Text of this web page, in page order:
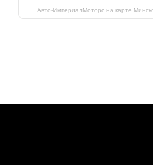
Авто-ИмпериалМоторс на карте